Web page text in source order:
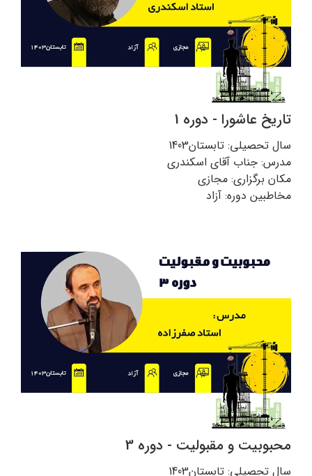
تاریخ عاشورا - دوره 1
سال تحصیلی: تابستان1403
مدرس: جناب آقای اسکندری
مکان برگزاری: مجازی
مخاطبین دوره: آزاد
محبوبیت و مقبولیت - دوره 3
سال تحصیلی: تابستان1403